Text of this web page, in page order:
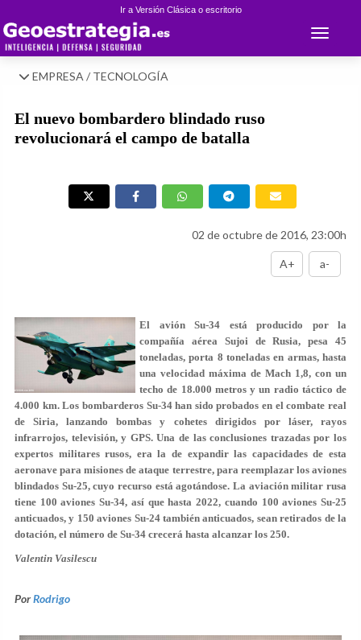
Ir a Versión Clásica o escritorio
Toggle
EMPRESA / TECNOLOGÍA
El nuevo bombardero blindado ruso
revolucionará el campo de batalla
02 de octubre de 2016, 23:00h
A+ a-
El avión Su-34 está producido por la
compañía aérea Sujoi de Rusia, pesa 45
toneladas, porta 8 toneladas en armas, hasta
una velocidad máxima de Mach 1,8, con un
techo de 18.000 metros y un radio táctico de
4.000 km. Los bombarderos Su-34 han sido probados en el combate real
de Siria, lanzando bombas y cohetes dirigidos por láser, rayos
infrarrojos, televisión, y GPS. Una de las conclusiones trazadas por los
expertos militares rusos, era la de expandir las capacidades de esta
aeronave para misiones de ataque terrestre, para reemplazar los aviones
blindados Su-25, cuyo recurso está agotándose. La aviación militar rusa
tiene 100 aviones Su-34, así que hasta 2022, cuando 100 aviones Su-25
anticuados, y 150 aviones Su-24 también anticuados, sean retirados de la
dotación, el número de Su-34 crecerá hasta alcanzar los 250.
Valentin Vasilescu
PorRodrigo